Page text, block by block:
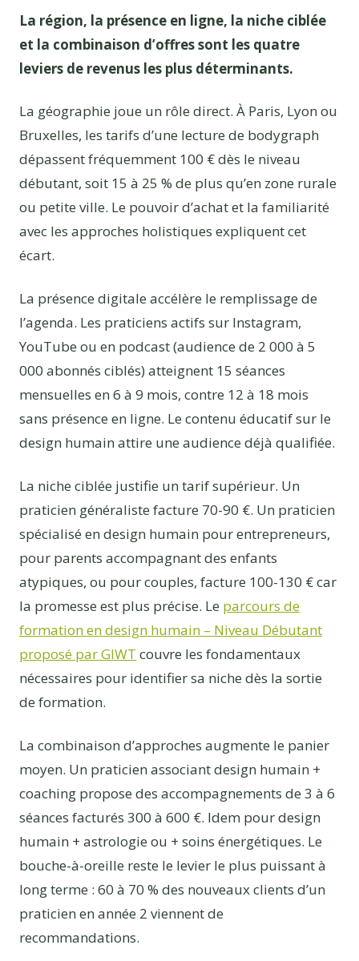
La région, la présence en ligne, la niche ciblée
et la combinaison d’offres sont les quatre
leviers de revenus les plus déterminants.
La géographie joue un rôle direct. À Paris, Lyon ou
Bruxelles, les tarifs d’une lecture de bodygraph
dépassent fréquemment 100 € dès le niveau
débutant, soit 15 à 25 % de plus qu’en zone rurale
ou petite ville. Le pouvoir d’achat et la familiarité
avec les approches holistiques expliquent cet
écart.
La présence digitale accélère le remplissage de
l’agenda. Les praticiens actifs sur Instagram,
YouTube ou en podcast (audience de 2 000 à 5
000 abonnés ciblés) atteignent 15 séances
mensuelles en 6 à 9 mois, contre 12 à 18 mois
sans présence en ligne. Le contenu éducatif sur le
design humain attire une audience déjà qualifiée.
La niche ciblée justifie un tarif supérieur. Un
praticien généraliste facture 70-90 €. Un praticien
spécialisé en design humain pour entrepreneurs,
pour parents accompagnant des enfants
atypiques, ou pour couples, facture 100-130 € car
la promesse est plus précise. Le parcours de
formation en design humain – Niveau Débutant
proposé par GIWT couvre les fondamentaux
nécessaires pour identifier sa niche dès la sortie
de formation.
La combinaison d’approches augmente le panier
moyen. Un praticien associant design humain +
coaching propose des accompagnements de 3 à 6
séances facturés 300 à 600 €. Idem pour design
humain + astrologie ou + soins énergétiques. Le
bouche-à-oreille reste le levier le plus puissant à
long terme : 60 à 70 % des nouveaux clients d’un
praticien en année 2 viennent de
recommandations.